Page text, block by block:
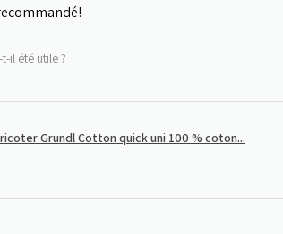
il été utile ?
Grundl Cotton quick uni 100 % coton...